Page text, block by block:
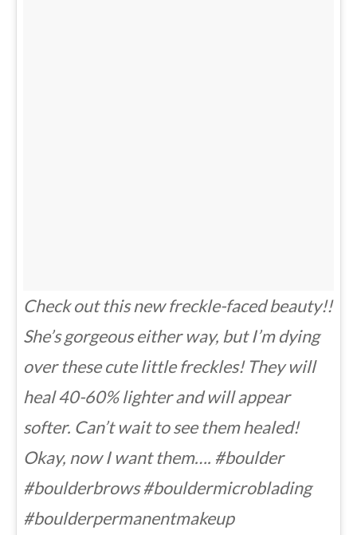
Check out this new freckle-faced beauty!!
She’s gorgeous either way, but I’m dying
over these cute little freckles! They will
heal 40-60% lighter and will appear
softer. Can’t wait to see them healed!
Okay, now I want them…. #boulder
#boulderbrows #bouldermicroblading
#boulderpermanentmakeup